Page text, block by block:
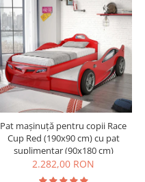
Pat mașinuță pentru copii Race
Cup Red (190x90 cm) cu pat
suplimentar (90x180 cm)
2.282,00 RON